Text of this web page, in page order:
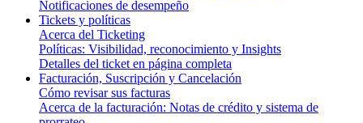
Notificaciones de desempeño
Tickets y políticas
Acerca del Ticketing
Políticas: Visibilidad, reconocimiento y Insights
Detalles del ticket en página completa
Facturación, Suscripción y Cancelación
Cómo revisar sus facturas
Acerca de la facturación: Notas de crédito y sistema de